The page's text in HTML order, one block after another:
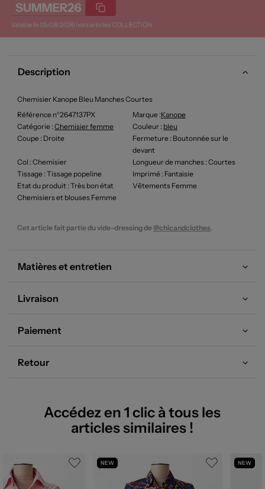
Description
Chemisier Kanope Bleu Manches Courtes
Référence n°2647137PX
Marque :Kanope
Catégorie : Chemisier femme Couleur : bleu
Coupe : Droite Fermeture : Boutonnée sur le
devant
Col : Chemisier Longueur de manches : Courtes
Tissage : Tissage popeline Imprimé : Fantaisie
Etat du produit : Très bon état
Vêtements Femme
Chemisiers et blouses Femme
Cet article fait partie du vide-dressing de@chicandclothes
Matières et entretien
Livraison
Paiement
Retour
Accédez en 1 clic à tous les
articles similaires !
NEW NEW